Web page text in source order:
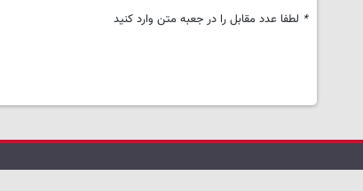
* لطفا عدد مقابل را در جعبه متن وارد کنید